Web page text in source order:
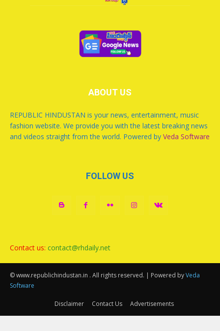
ABOUT US
REPUBLIC HINDUSTAN is your news, entertainment, music
fashion website. We provide you with the latest breaking news
and videos straight from the world. Powered by Veda Software
FOLLOW US
Contact us: contact@rhdaily.net
© www.republichindustan.in . All rights reserved. | Powered byVeda
Software
Disclaimer Contact Us Advertisements